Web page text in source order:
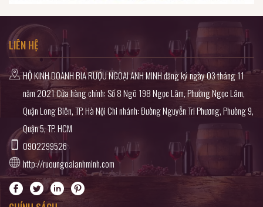
LIÊN HỆ
HỘ KINH DOANH BIA RƯỢU NGOẠI ANH MINH đăng ký ngày 03 tháng 11
năm 2021 Cửa hàng chính: Số 8 Ngõ 198 Ngọc Lâm, Phường Ngọc Lâm,
Quận Long Biên, TP. Hà Nội Chi nhánh: Đường Nguyễn Tri Phương, Phường 9,
Quận 5, TP. HCM
0902299526
http://ruoungoaianhminh.com